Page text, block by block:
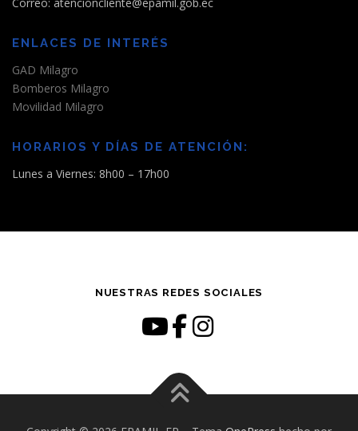
Correo: atencioncliente@epamil.gob.ec
ENLACES DE INTERÉS
GAD Milagro
Bomberos Milagro
Movilidad Milagro
HORARIOS Y DÍAS DE ATENCIÓN:
Lunes a Viernes: 8h00 – 17h00
NUESTRAS REDES SOCIALES